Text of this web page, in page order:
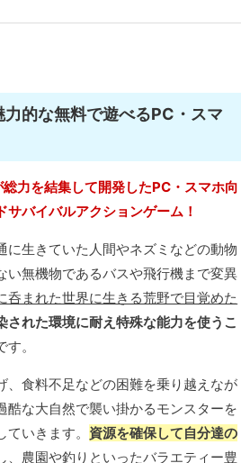
力的な無料で遊べるPC・スマ
力を結集して開発したPC・スマホ向
サバイバルアクションゲーム！
に生きていた人間やネズミなどの動物
い無機物であるバスや飛行機まで変異
呑まれた世界に生きる荒野で目覚めた
された環境に耐え特殊な能力を使うこ
す。
、食料不足などの困難を乗り越えなが
酷な大自然で襲い掛かるモンスターを
いきます。 資源を確保して自分達の
、農園や釣りといったバラエティー豊